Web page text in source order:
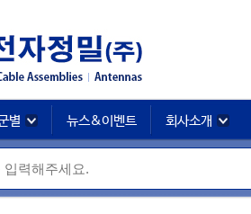
별 뉴스&이벤트 회사소개